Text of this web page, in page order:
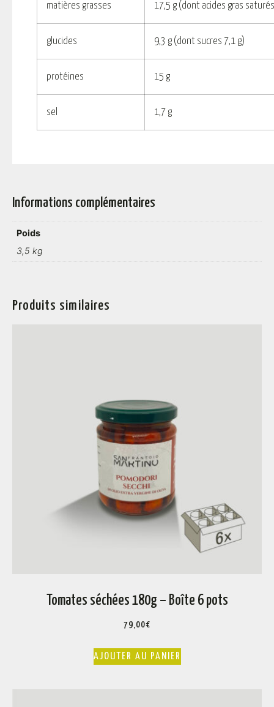
matières grasses 17,5 g (dont acides gras
glucides 9,3 g (dont sucres 7,1 g)
protéines 15 g
sel 1,7 g
Informations complémentaires
Poids
3,5 kg
Produits similaires
Tomates séchées 180g – Boîte 6 pots
79,00€
AJOUTER AU PANIER